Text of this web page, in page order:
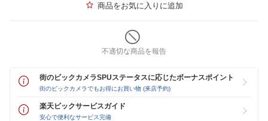
商品をお気に入りに追加
不適切な商品を報告
街のビックカメラSPUステータスに応じたボーナスポイント
街のビックカメラでもお得にお買い物 (来店予約)
楽天ビックサービスガイド
安心で便利なサービス完備